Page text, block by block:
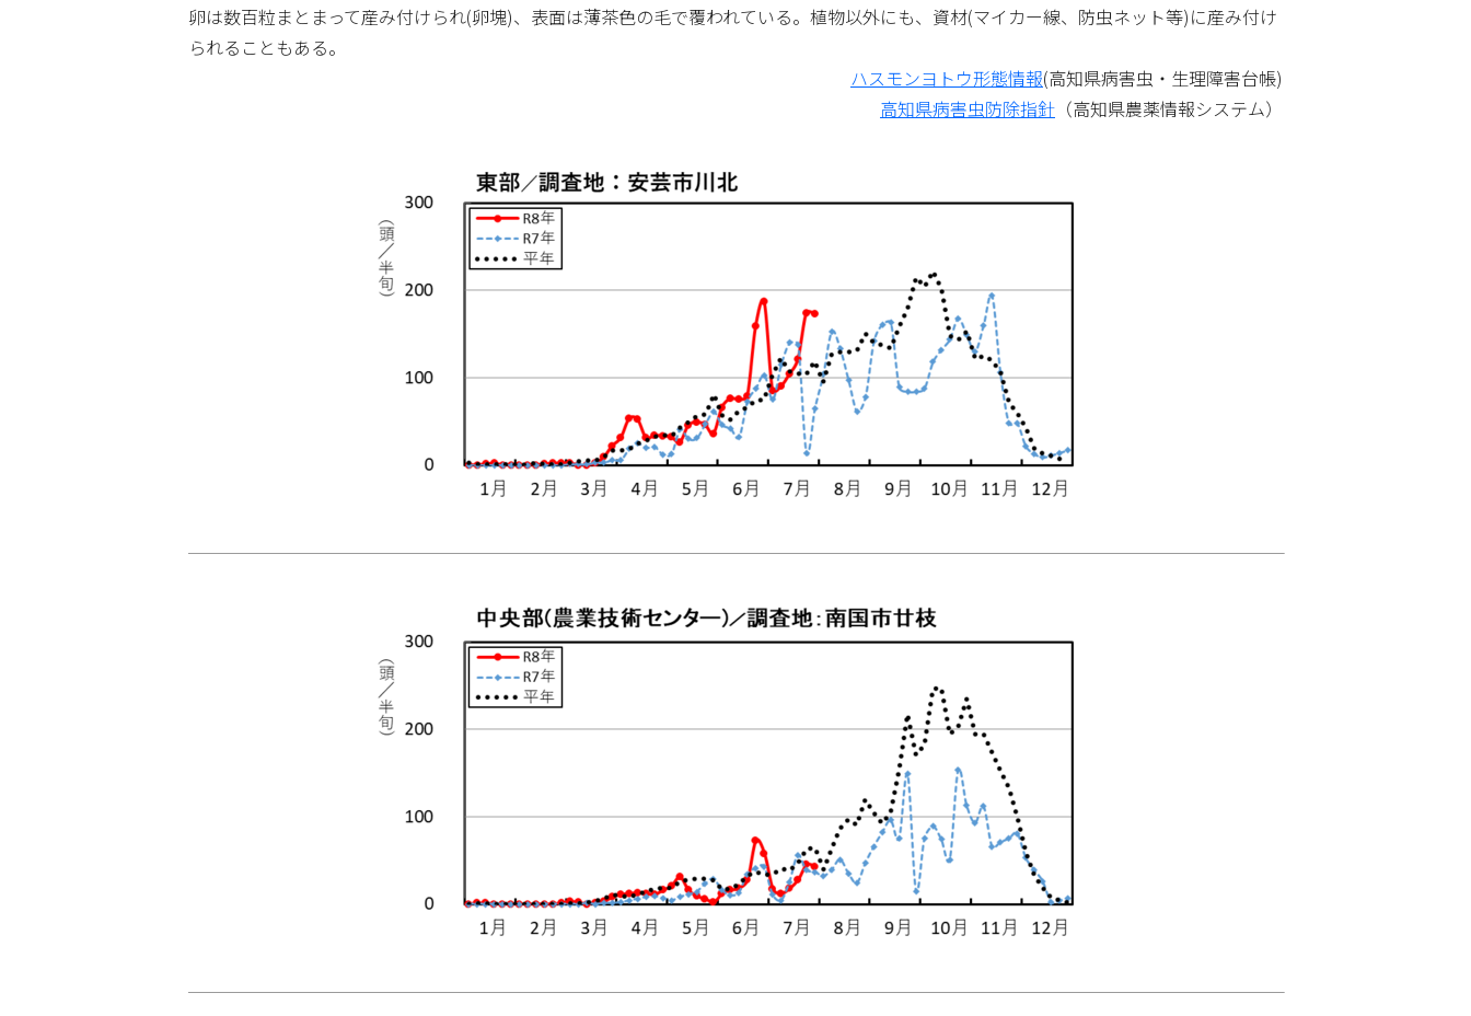
卵は数百粒まとまって産み付けられ(卵塊)、表面は薄茶色の毛で覆われている。植物以外にも、資材(マイカー線、防虫ネット等)に産み付け
られることもある。
ハスモンヨトウ形態情報(高知県病害虫・生理障害台帳)
高知県病害虫防除指針 （高知県農薬情報システム）